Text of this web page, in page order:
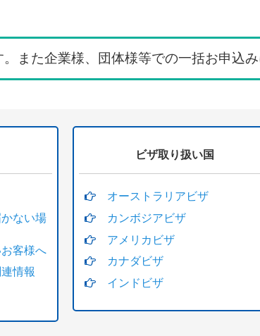
また企業様、団体様等での一括お申込
ない場
客様へ
情報
ビザ取り扱い国
オーストラリアビザ
カンボジアビザ
アメリカビザ
カナダビザ
インドビザ